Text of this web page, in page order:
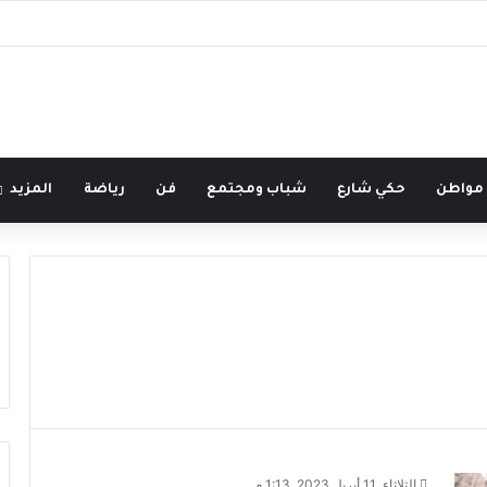
مواطن حكي شارع شباب ومجتمع فن رياضة المزيد